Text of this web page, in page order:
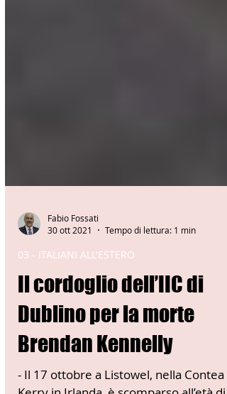
Fabio Fossati
30 ott 2021
Tempo di lettura: 1 min
03 - ITALIANI ALL'ESTERO
Il cordoglio dell’IIC di
Dublino per la morte